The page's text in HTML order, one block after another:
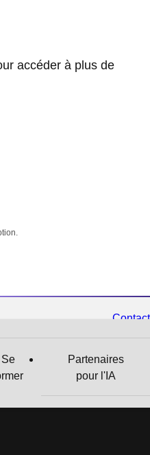
accéder à plus de
Contact
Se
Partenaires
pour l'IA